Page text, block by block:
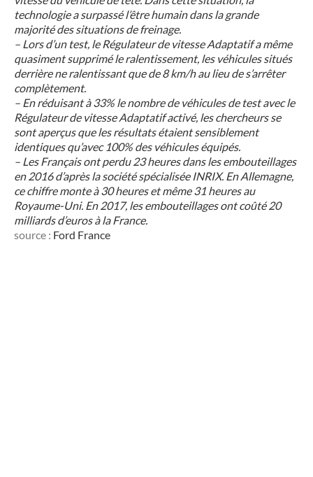
technologie a surpassé l’être humain dans la grande
majorité des situations de freinage.
– Lors d’un test, le Régulateur de vitesse Adaptatif a même
quasiment supprimé le ralentissement, les véhicules situés
derrière ne ralentissant que de 8 km/h au lieu de s’arrêter
complètement.
– En réduisant à 33% le nombre de véhicules de test avec le
Régulateur de vitesse Adaptatif activé, les chercheurs se
sont aperçus que les résultats étaient sensiblement
identiques qu’avec 100% des véhicules équipés.
– Les Français ont perdu 23 heures dans les embouteillages
en 2016 d’après la société spécialisée INRIX. En Allemagne,
ce chiffre monte à 30 heures et même 31 heures au
Royaume-Uni. En 2017, les embouteillages ont coûté 20
milliards d’euros à la France.
source : Ford France